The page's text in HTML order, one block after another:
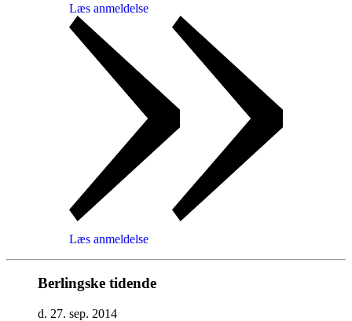
Læs anmeldelse
Læs anmeldelse
Berlingske tidende
d. 27. sep. 2014